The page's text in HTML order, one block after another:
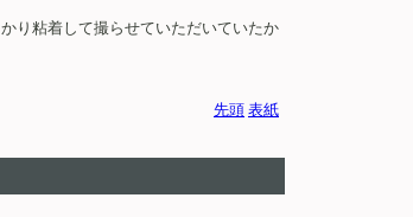
り粘着して撮らせていただいていたか
先頭 表紙